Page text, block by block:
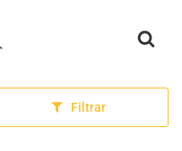
inicial
Filtrar